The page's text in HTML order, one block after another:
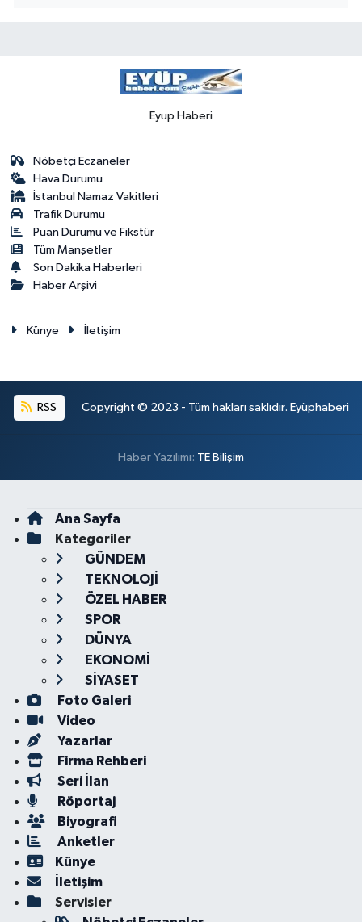
Eyup Haberi
Nöbetçi Eczaneler
Hava Durumu
İstanbul Namaz Vakitleri
Trafik Durumu
Puan Durumu ve Fikstür
Tüm Manşetler
Son Dakika Haberleri
Haber Arşivi
Künye İletişim
RSS Copyright © 2023 - Tüm hakları saklıdır. Eyüphaberi
Haber Yazılımı: TE Bilişim
Ana Sayfa
Kategoriler
GÜNDEM
TEKNOLOJİ
ÖZEL HABER
SPOR
DÜNYA
EKONOMİ
SİYASET
Foto Galeri
Video
Yazarlar
Firma Rehberi
Seri İlan
Röportaj
Biyografi
Anketler
Künye
İletişim
Servisler